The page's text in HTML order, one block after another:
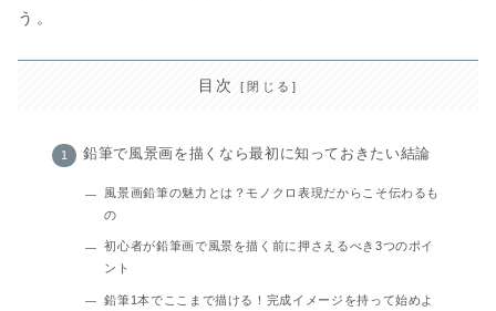
う。
目次
鉛筆で風景画を描くなら最初に知っておきたい結論
風景画鉛筆の魅力とは？モノクロ表現だからこそ伝わるも
の
初心者が鉛筆画で風景を描く前に押さえるべき3つのポイ
ント
鉛筆1本でここまで描ける！完成イメージを持って始めよ